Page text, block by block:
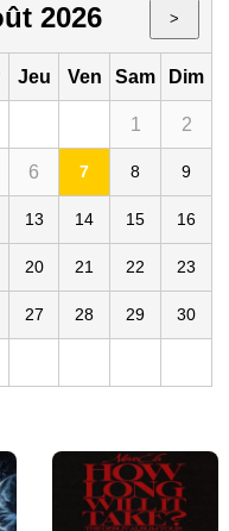
Le Trabendo
2026 >
Jeu Ven Sam Dim
1 2
6 7 8 9
13 14 15 16
20 21 22 23
27 28 29 30